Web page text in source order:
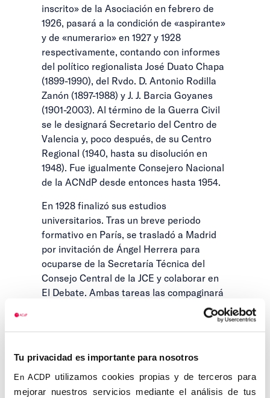
Tu privacidad es importante para nosotros
En ACDP utilizamos cookies propias y de terceros para
mejorar nuestros servicios mediante el análisis de tus
inscrito» de la Asociación en febrero de
1926, pasará a la condición de «aspirante»
y de «numerario» en 1927 y 1928
respectivamente, contando con informes
del político regionalista José Duato Chapa
(1899-1990), del Rvdo. D. Antonio Rodilla
Zanón (1897-1988) y J. J. Barcia Goyanes
(1901-2003). Al término de la Guerra Civil
se le designará Secretario del Centro de
Valencia y, poco después, de su Centro
Regional (1940, hasta su disolución en
1948). Fue igualmente Consejero Nacional
de la ACNdP desde entonces hasta 1954.
En 1928 finalizó sus estudios
universitarios. Tras un breve periodo
formativo en París, se trasladó a Madrid
por invitación de Ángel Herrera para
ocuparse de la Secretaría Técnica del
Consejo Central de la JCE y colaborar en
El Debate. Ambas tareas las compaginará
con la preparación de sus oposiciones a
Orcera (Jaén) en 1930, se trasladó al
Viver (Castellón), hasta 1935. De enero a
junio de 1936 presidió la 2ª Agrupación de
Jurados Mixtos de Valencia, ocupando